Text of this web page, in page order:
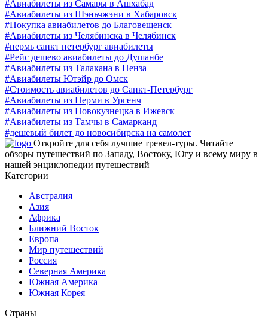
#Авиабилеты из Самары в Ашхабад
#Авиабилеты из Шэньчжэни в Хабаровск
#Покупка авиабилетов до Благовещенск
#Авиабилеты из Челябинска в Челябинск
#пермь санкт петербург авиабилеты
#Рейс дешево авиабилеты до Душанбе
#Авиабилеты из Талакана в Пенза
#Авиабилеты Ютэйр до Омск
#Стоимость авиабилетов до Санкт-Петербург
#Авиабилеты из Перми в Ургенч
#Авиабилеты из Новокузнецка в Ижевск
#Авиабилеты из Тамчы в Самарканд
#дешевый билет до новосибирска на самолет
Откройте для себя лучшие тревел-туры. Читайте
обзоры путешествий по Западу, Востоку, Югу и всему миру в
нашей энциклопедии путешествий
Категории
Австралия
Азия
Африка
Ближний Восток
Европа
Мир путешествий
Россия
Северная Америка
Южная Америка
Южная Корея
Страны